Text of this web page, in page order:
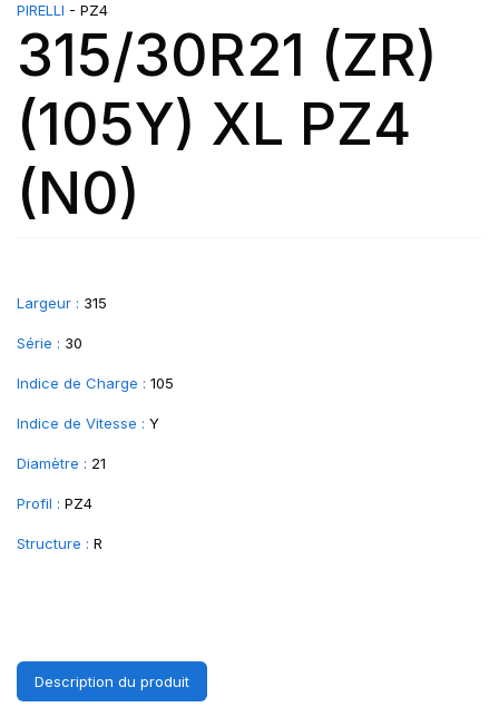
PIRELLI - PZ4
315/30R21 (ZR)
(105Y) XL PZ4
(N0)
Largeur : 315
Série : 30
Indice de Charge : 105
Indice de Vitesse : Y
Diamètre : 21
Profil : PZ4
Structure : R
Description du produit